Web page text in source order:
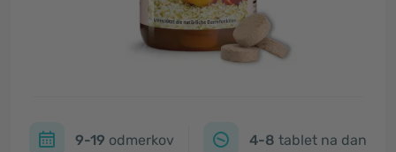
9-19 odmerkov 4-8 tablet na dan